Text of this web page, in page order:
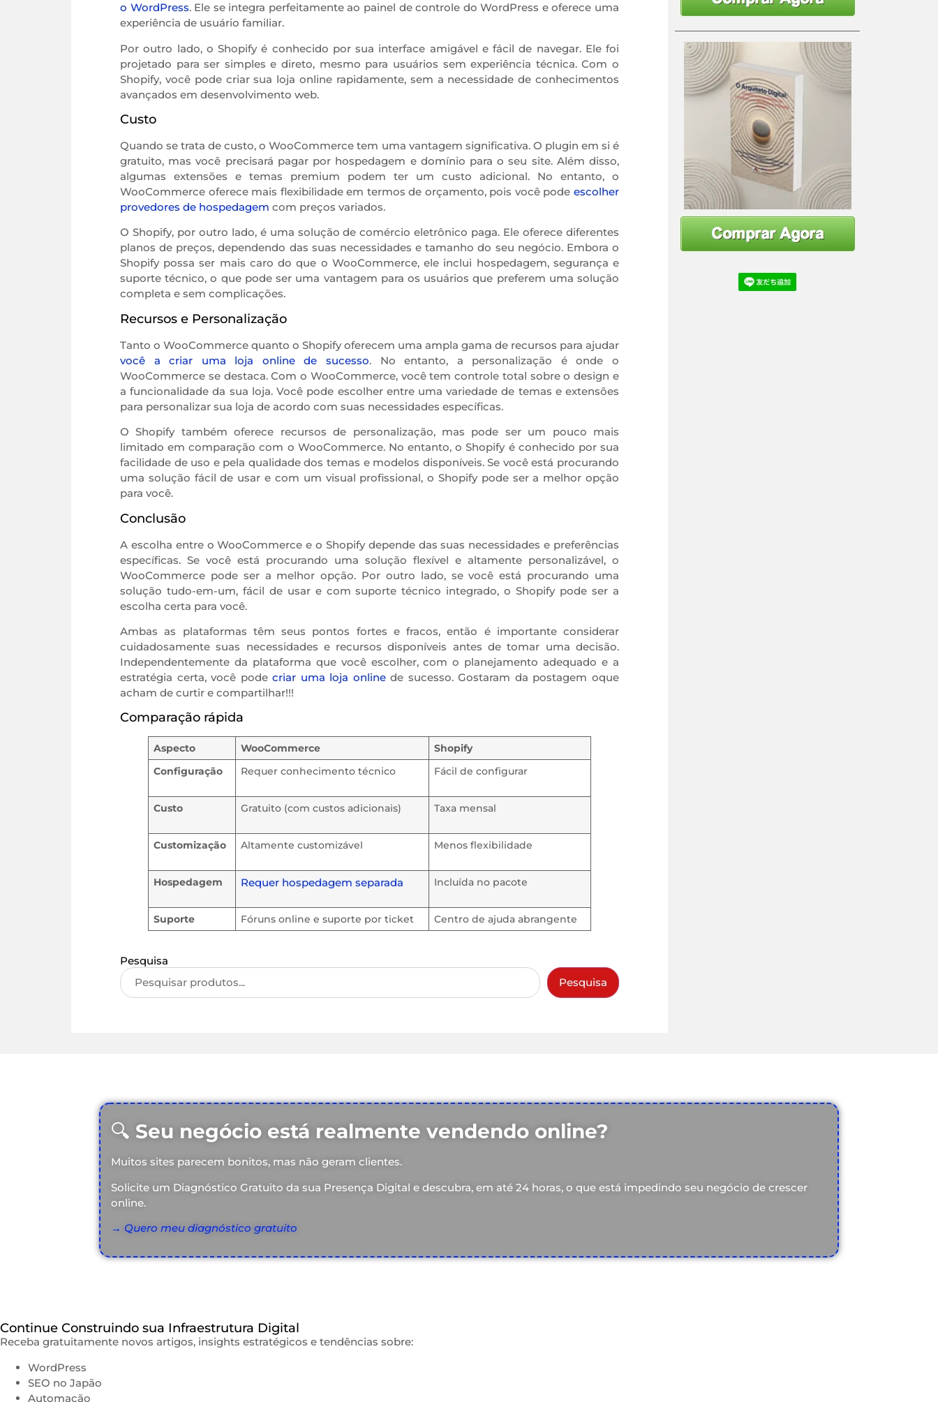
o WordPress. Ele se integra perfeitamente ao painel de controle do WordPress e oferece uma
experiência de usuário familiar.
Por outro lado, o Shopify é conhecido por sua interface amigável e fácil de navegar. Ele foi
projetado para ser simples e direto, mesmo para usuários sem experiência técnica. Com o
Shopify, você pode criar sua loja online rapidamente, sem a necessidade de conhecimentos
avançados em desenvolvimento web.
Custo
Quando se trata de custo, o WooCommerce tem uma vantagem significativa. O plugin em si é
gratuito, mas você precisará pagar por hospedagem e domínio para o seu site. Além disso,
algumas extensões e temas premium podem ter um custo adicional. No entanto, o
WooCommerce oferece mais flexibilidade em termos de orçamento, pois você pode escolher
provedores de hospedagem com preços variados.
O Shopify, por outro lado, é uma solução de comércio eletrônico paga. Ele oferece diferentes
planos de preços, dependendo das suas necessidades e tamanho do seu negócio. Embora o
Shopify possa ser mais caro do que o WooCommerce, ele inclui hospedagem, segurança e
suporte técnico, o que pode ser uma vantagem para os usuários que preferem uma solução
completa e sem complicações.
Recursos e Personalização
Tanto o WooCommerce quanto o Shopify oferecem uma ampla gama de recursos para ajudar
você a criar uma loja online de sucesso. No entanto, a personalização é onde o
WooCommerce se destaca. Com o WooCommerce, você tem controle total sobre o design e
a funcionalidade da sua loja. Você pode escolher entre uma variedade de temas e extensões
para personalizar sua loja de acordo com suas necessidades específicas.
O Shopify também oferece recursos de personalização, mas pode ser um pouco mais
limitado em comparação com o WooCommerce. No entanto, o Shopify é conhecido por sua
facilidade de uso e pela qualidade dos temas e modelos disponíveis. Se você está procurando
uma solução fácil de usar e com um visual profissional, o Shopify pode ser a melhor opção
para você.
Conclusão
A escolha entre o WooCommerce e o Shopify depende das suas necessidades e preferências
específicas. Se você está procurando uma solução flexível e altamente personalizável, o
WooCommerce pode ser a melhor opção. Por outro lado, se você está procurando uma
solução tudo-em-um, fácil de usar e com suporte técnico integrado, o Shopify pode ser a
escolha certa para você.
Ambas as plataformas têm seus pontos fortes e fracos, então é importante considerar
cuidadosamente suas necessidades e recursos disponíveis antes de tomar uma decisão.
Independentemente da plataforma que você escolher, com o planejamento adequado e a
estratégia certa, você podecriar uma loja onlinede sucesso. Gostaram da postagem oque
acham de curtir e compartilhar!!!
Comparação rápida
Aspecto WooCommerce Shopify
Configuração Requer conhecimento técnico Fácil de configurar
Custo Gratuito (com custos adicionais) Taxa mensal
Customização Altamente customizável Menos flexibilidade
Hospedagem Requer hospedagem separada Incluída no pacote
Suporte Fóruns online e suporte por ticket Centro de ajuda abrangente
Pesquisa
Pesquisa
🔍 Seu negócio está realmente vendendo online?
Muitos sites parecem bonitos, mas não geram clientes.
Solicite um Diagnóstico Gratuito da sua Presença Digital e descubra, em até 24 horas, o que está impedindo seu negócio de crescer
online.
→ Quero meu diagnóstico gratuito
Continue Construindo sua Infraestrutura Digital
Receba gratuitamente novos artigos, insights estratégicos e tendências sobre:
WordPress
SEO no Japão
Automação